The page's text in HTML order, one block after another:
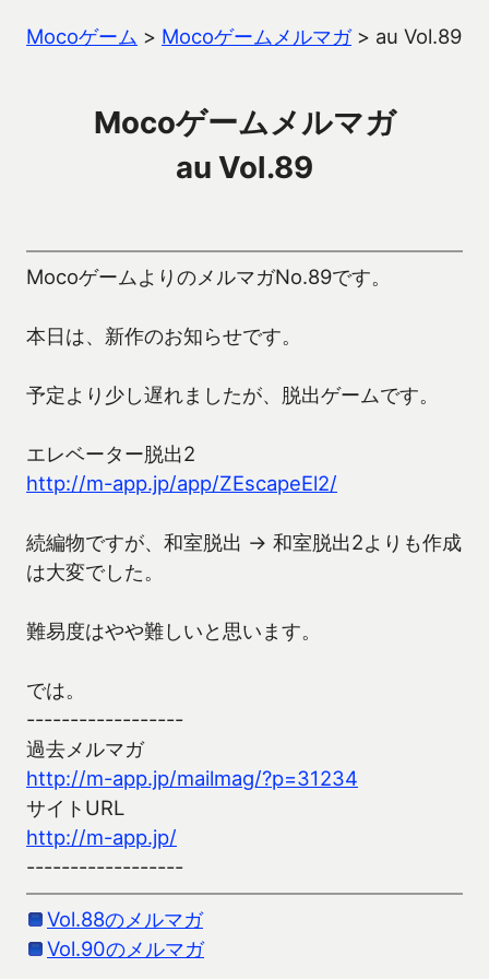
Mocoゲーム > Mocoゲームメルマガ> au Vol.89
Mocoゲームメルマガ
au Vol.89
MocoゲームよりのメルマガNo.89です。
本日は、新作のお知らせです。
予定より少し遅れましたが、脱出ゲームです。
エレベーター脱出2
http://m-app.jp/app/ZEscapeEl2/
続編物ですが、和室脱出 → 和室脱出2よりも作成
は大変でした。
難易度はやや難しいと思います。
では。
------------------
過去メルマガ
http://m-app.jp/mailmag/?p=31234
サイトURL
http://m-app.jp/
------------------
Vol.88のメルマガ
Vol.90のメルマガ